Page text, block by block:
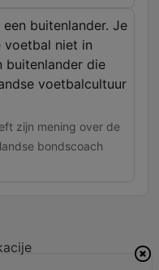
buitenlander. Je
voetbal niet in
buitenlander die
voetbalcultuur
zijn mening over de
bondscoach